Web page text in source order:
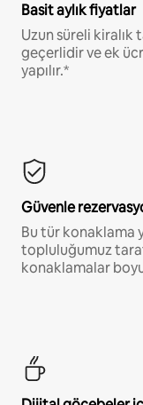
Basit aylık fiyatlar
Uzun süreli
geçerlidir ve ek
yapılır.*
Güvenle
Bu tür konaklama
topluluğumuz
konaklamalar